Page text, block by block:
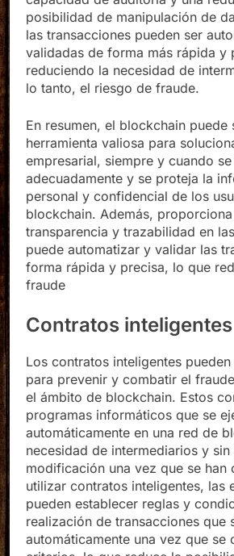
posibilidad de manipulación de
las transacciones pueden ser
validadas de forma más rápida y
reduciendo la necesidad de
lo tanto, el riesgo de fraude.
En resumen, el blockchain puede
herramienta valiosa para
empresarial, siempre y cuando
adecuadamente y se proteja la
personal y confidencial de los
blockchain. Además,
transparencia y trazabilidad en
puede automatizar y validar las
forma rápida y precisa, lo que
fraude
Contratos inteligentes
Los contratos inteligentes
para prevenir y combatir el
el ámbito de blockchain. Estos
programas informáticos que se
automáticamente en una red de
necesidad de intermediarios y
modificación una vez que se han
utilizar contratos inteligentes, las
pueden establecer reglas y
realización de transacciones que
automáticamente una vez que se